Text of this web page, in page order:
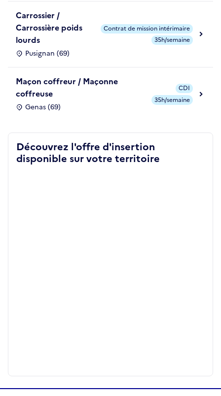
Carrossier /
Carrossière poids
lourds
Pusignan (69)
Contrat de mission intérimaire
35h/semaine
Maçon coffreur / Maçonne
coffreuse
Genas (69)
CDI
35h/semaine
Découvrez l'offre d'insertion
disponible sur votre territoire